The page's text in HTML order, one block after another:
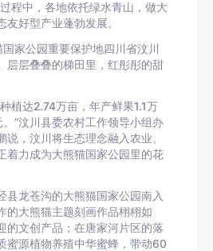
程中，各地依托绿水青山，做大
好型产业蓬勃发展。
公园重要保护地四川省汶川
层层叠叠的梯田里，红彤彤的甜
达2.74万亩，年产鲜果1.1万
”汶川县委农村工作领导小组办
说，汶川将生态理念融入农业、
着力成为大熊猫国家公园里的花
龙苍沟的大熊猫国家公园南入
的大熊猫主题刻画作品栩栩如
的文创产品；在唐家河片区的落
蜜源植物养殖中华蜜蜂，带动60